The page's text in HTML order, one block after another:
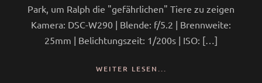
Park, um Ralph die "gefährlichen" Tiere zu zeigen
Kamera: DSC-W290 | Blende: f/5.2 | Brennweite:
25mm | Belichtungszeit: 1/200s | ISO: […]
WEITER LESEN...